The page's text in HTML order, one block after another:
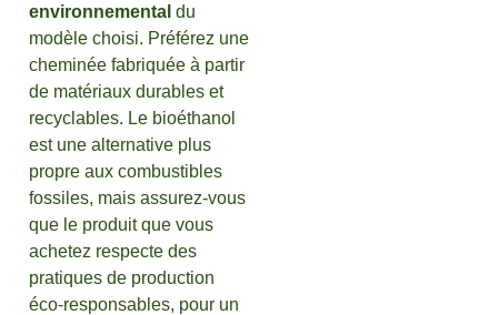
environnemental du
modèle choisi. Préférez une
cheminée fabriquée à partir
de matériaux durables et
recyclables. Le bioéthanol
est une alternative plus
propre aux combustibles
fossiles, mais assurez-vous
que le produit que vous
achetez respecte des
pratiques de production
éco-responsables, pour un